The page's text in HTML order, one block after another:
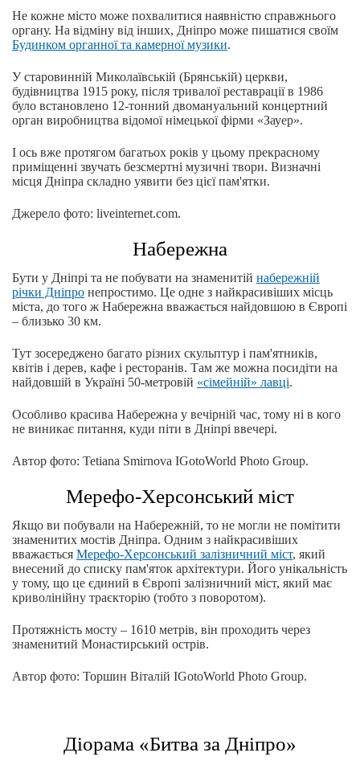
Не кожне місто може похвалитися наявністю справжнього
органу. На відміну від інших, Дніпро може пишатися своїм
Будинком органної та камерної музики.
У старовинній Миколаївській (Брянській) церкви,
будівництва 1915 року, після тривалої реставрації в 1986
було встановлено 12-тонний двомануальний концертний
орган виробництва відомої німецької фірми «Зауер».
І ось вже протягом багатьох років у цьому прекрасному
приміщенні звучать безсмертні музичні твори. Визначні
місця Дніпра складно уявити без цієї пам'ятки.
Джерело фото: liveinternet.com.
Набережна
Бути у Дніпрі та не побувати на знаменитій набережній
річки Дніпро непростимо. Це одне з найкрасивіших місць
міста, до того ж Набережна вважається найдовшою в Європі
– близько 30 км.
Тут зосереджено багато різних скульптур і пам'ятників,
квітів і дерев, кафе і ресторанів. Там же можна посидіти на
найдовшій в Україні 50-метровій «сімейній» лавці.
Особливо красива Набережна у вечірній час, тому ні в кого
не виникає питання, куди піти в Дніпрі ввечері.
Автор фото: Tetiana Smirnova IGotoWorld Photo Group.
Мерефо-Херсонський міст
Якщо ви побували на Набережній, то не могли не помітити
знаменитих мостів Дніпра. Одним з найкрасивіших
вважається Мерефо-Херсонський залізничний міст, який
внесений до списку пам'яток архітектури. Його унікальність
у тому, що це єдиний в Європі залізничний міст, який має
криволінійну траєкторію (тобто з поворотом).
Протяжність мосту – 1610 метрів, він проходить через
знаменитий Монастирський острів.
Автор фото: Торшин Віталій IGotoWorld Photo Group.
Діорама «Битва за Дніпро»